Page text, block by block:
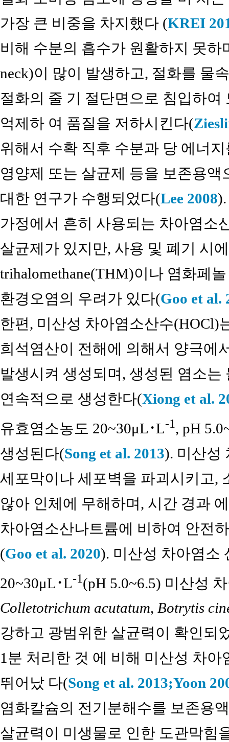
가장 큰 비중을 차지했다 (KREI
비해 수분의 흡수가 원활하지 못하
neck)이 많이 발생하고, 절화를 물
절화의 줄 기 절단면으로 침입하
억제하 여 품질을 저하시킨다(
위해서 수확 직후 수분과 당 에너
영양제 또는 살균제 등을 보존용
대한 연구가 수행되었다(Lee 2008
가정에서 흔히 사용되는 차아염소
살균제가 있지만, 사용 및 폐기 시
trihalomethane(THM)이나 염화페
환경오염의 우려가 있다(Goo et al.
한편, 미산성 차아염소산수(HOCl)
희석염산이 전해에 의해서 양극에
발생시켜 생성되며, 생성된 염소
연속적으로 생성한다(Xiong et al.
유효염소농도 20~30μL･L-1, pH
생성된다(Song et al. 2013). 미산성
세포막이나 세포벽을 파괴시키고,
않아 인체에 무해하며, 시간 경과
차아염소산나트륨에 비하여 안전
(Goo et al. 2020). 미산성 차아염소
20~30μL･L-1(pH 5.0~6.5) 미산성
Colletotrichum acutatum, Botrytis
강하고 광범위한 살균력이 확인되
1분 처리한 것 에 비해 미산성 차
뛰어났 다(Song et al. 2013;Yoon
염화칼슘의 전기분해수를 보존용
살균력이 미생물로 인한 도관막힘